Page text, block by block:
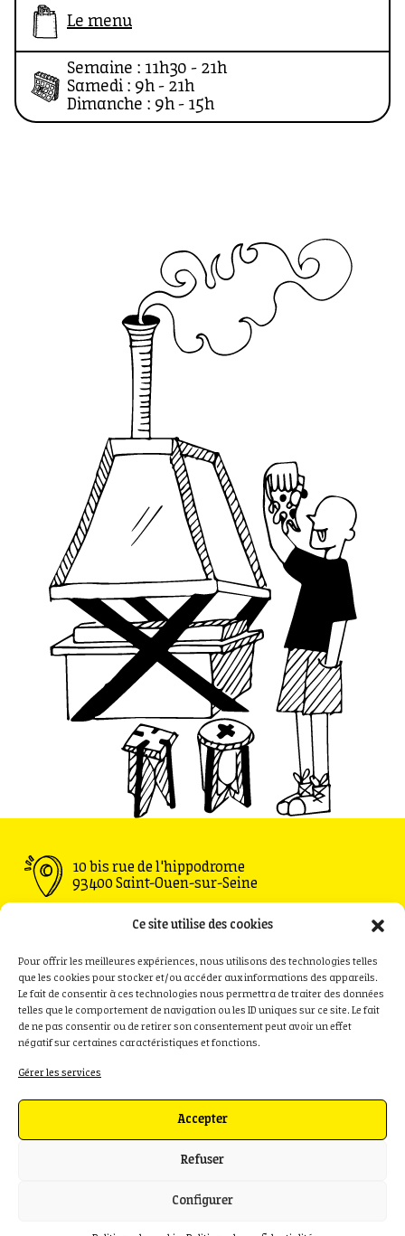
Ce site utilise des cookies
Pour offrir les meilleures expériences, nous utilisons des technologies telles
que les cookies pour stocker et/ou accéder aux informations des appareils.
Le fait de consentir à ces technologies nous permettra de traiter des données
telles que le comportement de navigation ou les ID uniques sur ce site. Le fait
de ne pas consentir ou de retirer son consentement peut avoir un effet
négatif sur certaines caractéristiques et fonctions.
Gérer les services
Accepter
Refuser
Configurer
aussi à travers d’autres terroirs français et
européens, toujours artisanaux, toujours
généreux.
Le menu
Semaine : 11h30 - 21h
Samedi : 9h - 21h
Dimanche : 9h - 15h
10 bis rue de l'hippodrome
93400 Saint-Ouen-sur-Seine
Ouvert du Mardi au Vendredi : 11h30 - 00h00
Samedi : 09h00 - 00h00
Privatisation
Contact
Recrutement
Politique de cookies (UE)